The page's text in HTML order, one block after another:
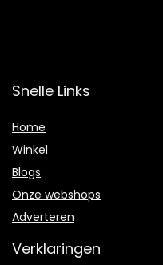
Snelle Links
Home
Winkel
Blogs
Onze webshops
Adverteren
Verklaringen